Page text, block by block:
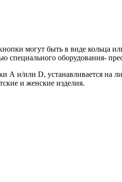
могут быть в виде кольца
оборудования-
А и/или D, устанавливается на
и женские изделия.